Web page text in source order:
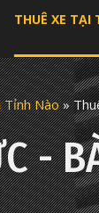
THUÊ XE TẠI
Tỉnh Nào»
-